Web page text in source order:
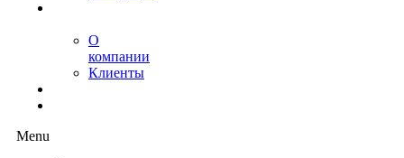
О
компании
Клиенты
Menu